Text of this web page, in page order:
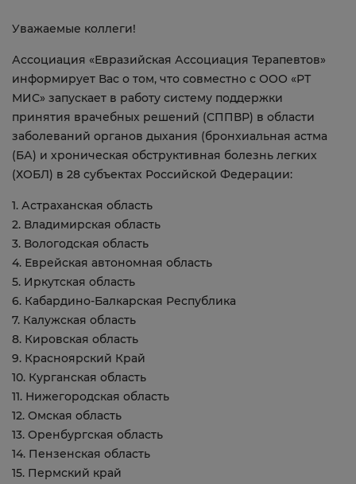
Уважаемые коллеги!
Ассоциация «Евразийская Ассоциация Терапевтов»
информирует Вас о том, что совместно с ООО «РТ
МИС» запускает в работу систему поддержки
принятия врачебных решений (СППВР) в области
заболеваний органов дыхания (бронхиальная астма
(БА) и хроническая обструктивная болезнь легких
(ХОБЛ) в 28 субъектах Российской Федерации:
1. Астраханская область
2. Владимирская область
3. Вологодская область
4. Еврейская автономная область
5. Иркутская область
6. Кабардино-Балкарская Республика
7. Калужская область
8. Кировская область
9. Красноярский Край
10. Курганская область
11. Нижегородская область
12. Омская область
13. Оренбургская область
14. Пензенская область
15. Пермский край